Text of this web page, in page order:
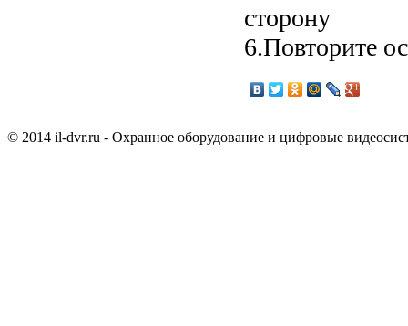
сторону
6.Повторите
© 2014 il-dvr.ru - Охранное оборудование и цифровые